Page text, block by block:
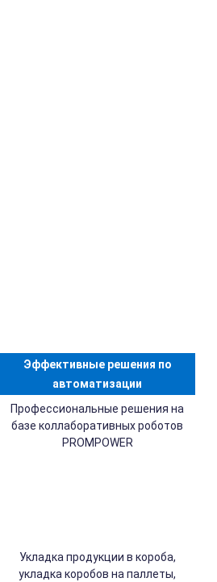
Эффективные решения по
автоматизации
Профессиональные решения на
базе коллаборативных роботов
PROMPOWER
Укладка продукции в короба,
укладка коробов на паллеты,